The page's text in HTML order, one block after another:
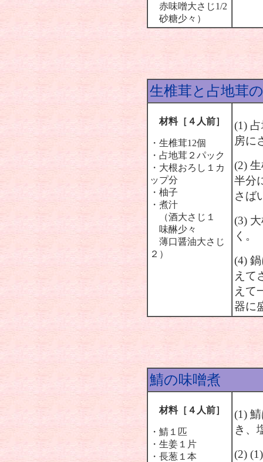
赤味噌大さじ1/2
砂糖少々）
生椎茸と占地茸
材料［４人前］
・生椎茸12個
・占地茸２パック
・大根おろし１カ
ップ分
・柚子
・煮汁
（酒大さじ１
味醂少々
薄口醤油大さじ
２）
(1)
房に
(2)
半分
さば
(3)
く。
(4)
えて
えて
器に
鯖の味噌煮
材料［４人前］
・鯖１匹
・生姜１片
・長葱１本
(1)
き、
(2)